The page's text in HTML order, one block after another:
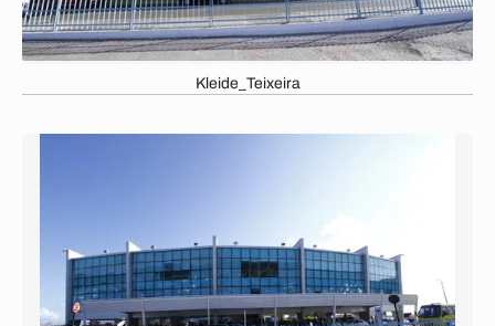
Kleide_Teixeira